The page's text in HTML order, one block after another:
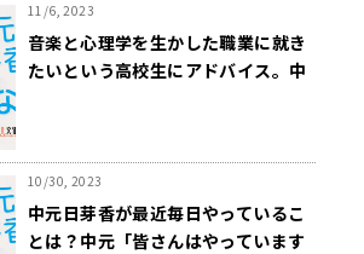
11/6, 2023
音楽と心理学を生かした職業に就き
たいという高校生にアドバイス。中
10/30, 2023
中元日芽香が最近毎日やっているこ
とは？中元「皆さんはやっています